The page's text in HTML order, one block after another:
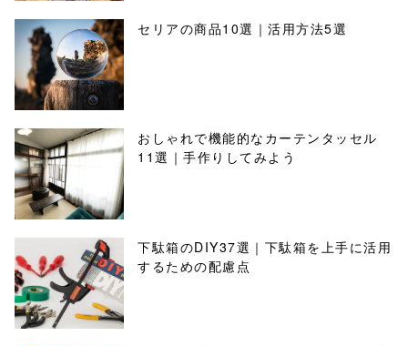
セリアの商品10選｜活用方法5選
おしゃれで機能的なカーテンタッセル
11選｜手作りしてみよう
下駄箱のDIY37選｜下駄箱を上手に活用
するための配慮点